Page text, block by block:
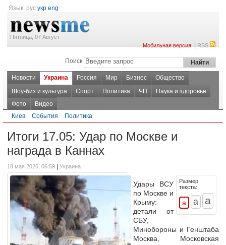
Язык: рус укр eng
Пятница, 07 Август
Мобильная версия|RSS
Поиск
Новости Украина Россия Мир Бизнес
Общество
Шоу-биз и культура
Спорт Политика ЧП
Наука и здоровье
Фото
Видео
Киев
События Политика
Итоги 17.05: Удар по Москве и
награда в Каннах
18 мая 2026, 06:59 Украина
Размер
текста:
Удары ВСУ
по Москве и
Крыму:
детали от
СБУ,
Минобороны и Генштаба
Москва, Московская